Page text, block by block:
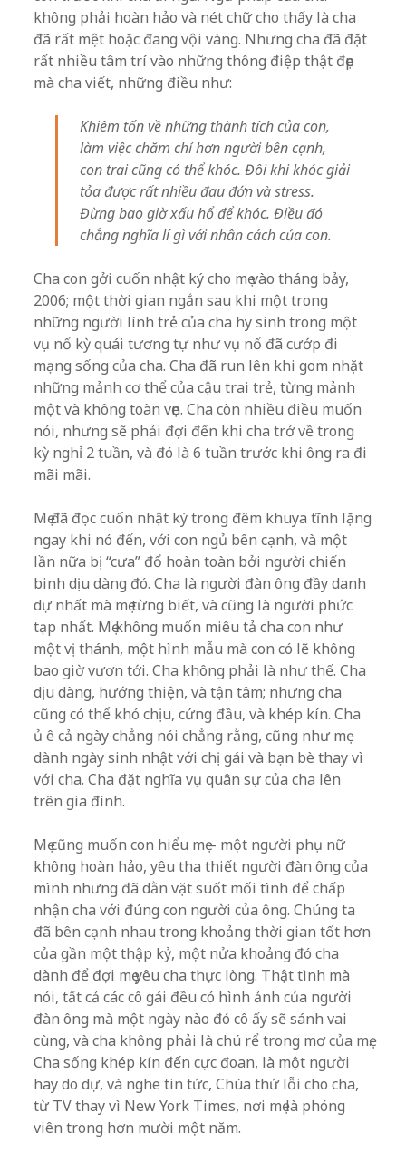
không phải hoàn hảo và nét chữ cho thấy là cha
đã rất mệt hoặc đang vội vàng. Nhưng cha đã đặt
rất nhiều tâm trí vào những thông điệp thật đẹp
mà cha viết, những điều như:
Khiêm tốn về những thành tích của con,
làm việc chăm chỉ hơn người bên cạnh,
con trai cũng có thể khóc. Đôi khi khóc giải
tỏa được rất nhiều đau đớn và stress.
Đừng bao giờ xấu hổ để khóc. Điều đó
chẳng nghĩa lí gì với nhân cách của con.
Cha con gởi cuốn nhật ký cho mẹ vào tháng bảy,
2006; một thời gian ngắn sau khi một trong
những người lính trẻ của cha hy sinh trong một
vụ nổ kỳ quái tương tự như vụ nổ đã cướp đi
mạng sống của cha. Cha đã run lên khi gom nhặt
những mảnh cơ thể của cậu trai trẻ, từng mảnh
một và không toàn vẹn. Cha còn nhiều điều muốn
nói, nhưng sẽ phải đợi đến khi cha trở về trong
kỳ nghỉ 2 tuần, và đó là 6 tuần trước khi ông ra đi
mãi mãi.
Mẹ đã đọc cuốn nhật ký trong đêm khuya tĩnh lặng
ngay khi nó đến, với con ngủ bên cạnh, và một
lần nữa bị “cưa” đổ hoàn toàn bởi người chiến
binh dịu dàng đó. Cha là người đàn ông đầy danh
dự nhất mà mẹ từng biết, và cũng là người phức
tạp nhất. Mẹ không muốn miêu tả cha con như
một vị thánh, một hình mẫu mà con có lẽ không
bao giờ vươn tới. Cha không phải là như thế. Cha
dịu dàng, hướng thiện, và tận tâm; nhưng cha
cũng có thể khó chịu, cứng đầu, và khép kín. Cha
ủ ê cả ngày chẳng nói chẳng rằng, cũng như mẹ
dành ngày sinh nhật với chị gái và bạn bè thay vì
với cha. Cha đặt nghĩa vụ quân sự của cha lên
trên gia đình.
Mẹ cũng muốn con hiểu mẹ – một người phụ nữ
không hoàn hảo, yêu tha thiết người đàn ông của
mình nhưng đã dằn vặt suốt mối tình để chấp
nhận cha với đúng con người của ông. Chúng ta
đã bên cạnh nhau trong khoảng thời gian tốt hơn
của gần một thập kỷ, một nửa khoảng đó cha
dành để đợi mẹ yêu cha thực lòng. Thật tình mà
nói, tất cả các cô gái đều có hình ảnh của người
đàn ông mà một ngày nào đó cô ấy sẽ sánh vai
cùng, và cha không phải là chú rể trong mơ của mẹ.
Cha sống khép kín đến cực đoan, là một người
hay do dự, và nghe tin tức, Chúa thứ lỗi cho cha,
từ TV thay vì New York Times, nơi mẹ là phóng
viên trong hơn mười một năm.